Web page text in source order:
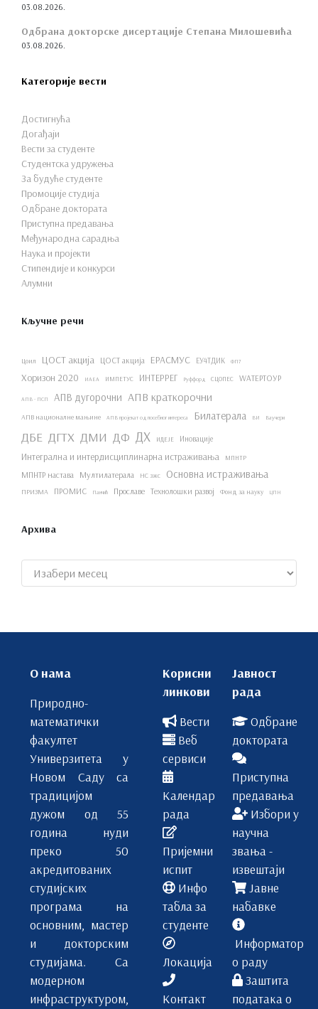
03.08.2026.
Одбрана докторске дисертације Степана Милошевића
03.08.2026.
Категорије вести
Достигнућа
Догађаји
Вести за студенте
Студентска удружења
За будуће студенте
Промоције студија
Одбране доктората
Приступна предавања
Међународна сарадња
Наука и пројекти
Стипендије и конкурси
Алумни
Кључне речи
Цоил ЦОСТ акција ЦОСТ акција ЕРАСМУС ЕУ4ТДИК ФП7
Хоризон 2020 ИАЕА ИМПЕТУС ИНТЕРРЕГ Руффорд СЦОПЕС WАТЕРТОУР
АПВ - ПСП АПВ дугорочни АПВ краткорочни
АПВ националне мањине АПВ пројекат од посебног интереса Билатерала ВИ Ваучери
ДБЕ ДГТХ ДМИ ДФ ДХ ИДЕЈЕ Иновације
Интегрална и интердисциплинарна истраживања МПНТР
МПНТР настава Мултилатерала НС зжс Основна истраживања
ПРИЗМА ПРОМИС Панчић Прославе Технолошки развој Фонд за науку ЦПН
Архива
О нама
Природно-
математички
факултет
Универзитета у
Новом Саду са
традицијом
дужом од 55
година нуди
преко 50
акредитованих
студијских
програма на
основним, мастер
и докторским
студијама. Са
модерном
инфраструктуром,
Корисни
линкови
Вести
Веб
сервиси
Календар
рада
Пријемни
испит
Инфо
табла за
студенте
Локација
Контакт
Јавност
рада
Одбране
доктората
Приступна
предавања
Избори у
научна
звања -
извештаји
Јавне
набавке
Информатор
о раду
Заштита
података о